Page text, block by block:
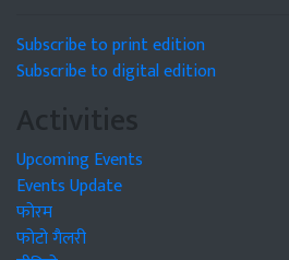
Subscribe to print edition
Subscribe to digital edition
Activities
Upcoming Events
Events Update
फोरम
फोटो गैलरी